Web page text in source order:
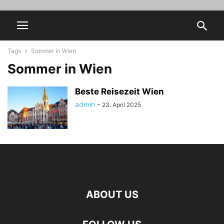
Tags Sommer in Wien
Sommer in Wien
Beste Reisezeit Wien
admin - 23. April 2025
ABOUT US